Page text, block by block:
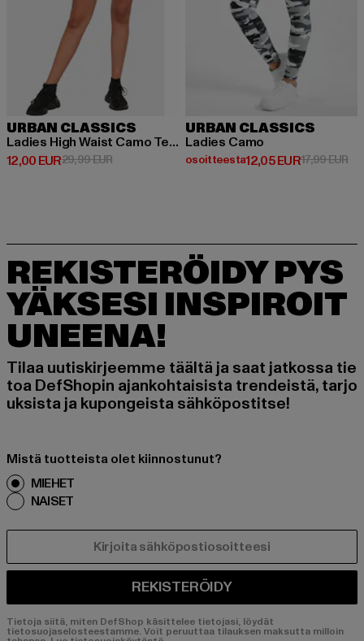
URBAN CLASSICS
Ladies High Waist Camo Tech Cycle
12,00 EUR
Ajankohtainen hinta: 12,00 EUR
29,99 EURKampanjahinta: 29,99 EUR
URBAN CLASSICS
Ladies Camo
osoitteesta12,05 EUR
Ajankohtainen hinta:17,99 EUR
REKISTERÖIDY PYS
YÄKSESI INSPIROIT
UNEENA!
Tilaa uutiskirjeemme täältä ja saat jatkossa tie
toa DefShopin ajankohtaisista trendeistä, tarjo
uksista ja kupongeista sähköpostitse!
Mistä tuotteista olet kiinnostunut?
MIEHET
NAISET
REKISTERÖIDY
Tietoja siitä, miten DefShop käsittelee tietojasi, löydät
tietosuojaselosteestamme. Voit peruuttaa tilauksen maksutta milloin